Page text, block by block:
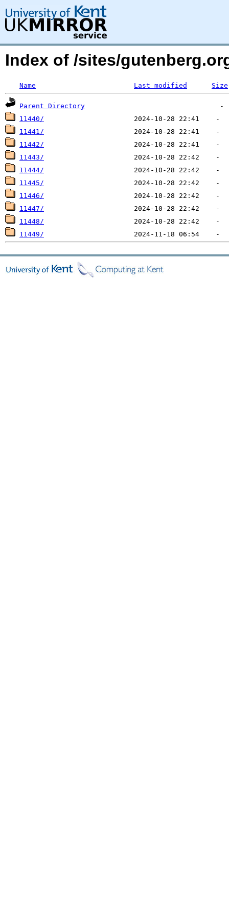
Index of /sites/
Name Last modified Size
Parent Directory
11440/
11441/
11442/
11443/
11444/
11445/
11446/
11447/
11448/
11449/